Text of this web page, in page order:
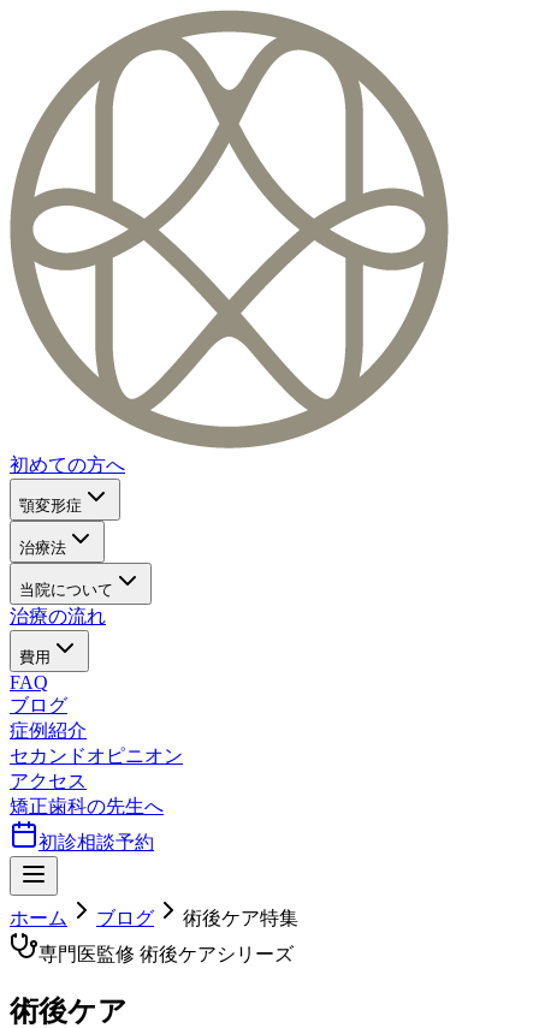
初めての方へ
顎変形症
治療法
当院について
治療の流れ
費用
FAQ
ブログ
症例紹介
セカンドオピニオン
アクセス
矯正歯科の先生へ
初診相談予約
ホーム ブログ
術後ケア特集
専門医監修 術後ケアシリーズ
術後ケア